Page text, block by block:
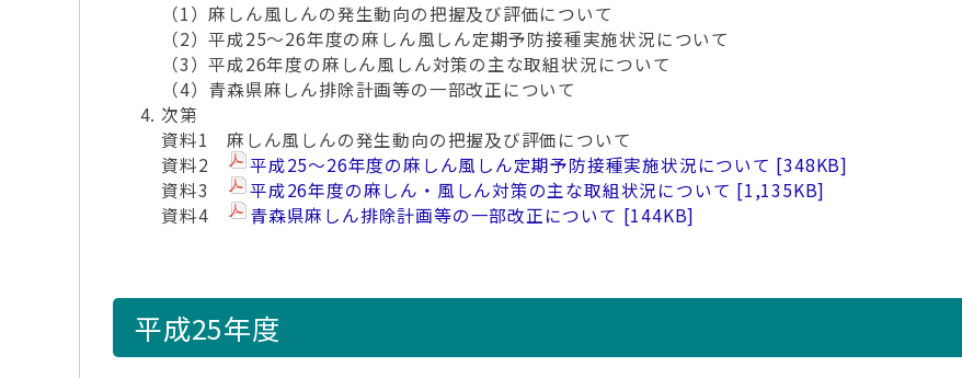
（1）麻しん風しんの発生動向の把握及び評価について
（2）平成25～26年度の麻しん風しん定期予防接種実施状況について
（3）平成26年度の麻しん風しん対策の主な取組状況について
（4）青森県麻しん排除計画等の一部改正について
次第
資料1 麻しん風しんの発生動向の把握及び評価について
資料2
平成25～26年度の麻しん風しん定期予防接種実施状況について
348KB
資料3
平成26年度の麻しん・風しん対策の主な取組状況について
1,135KB
資料4
青森県麻しん排除計画等の一部改正について 144KB
平成25年度